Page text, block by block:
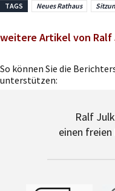
TAGS Neues Rathaus
weitere Artikel von Ralf
So können Sie die
unterstützen:
Ralf
einen